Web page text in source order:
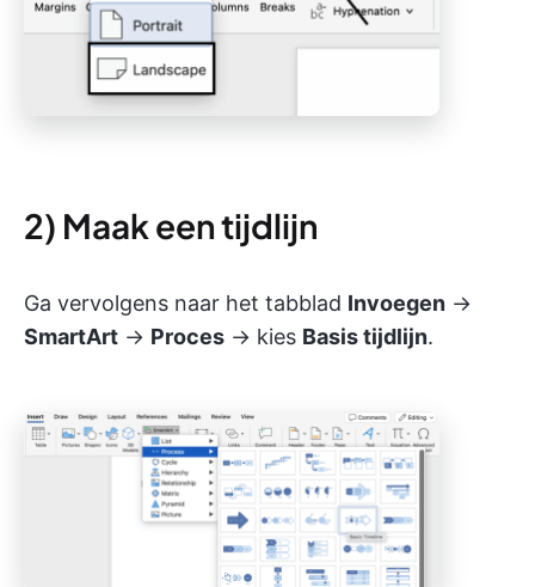
2) Maak een tijdlijn
Ga vervolgens naar het tabblad Invoegen →
SmartArt → Proces → kies Basis tijdlijn.